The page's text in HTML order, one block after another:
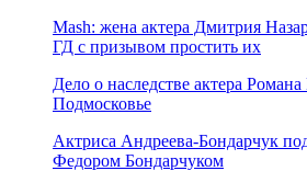
Mash: жена актера Дмитрия
ГД с призывом простить их
Дело о наследстве актера
Подмосковье
Актриса Андреева-Бондарчук
Федором Бондарчуком